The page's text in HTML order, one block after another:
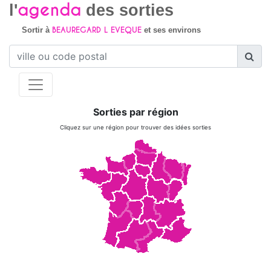
l'agenda des sorties
Sortir à BEAUREGARD L EVEQUEet ses environs
Sorties par région
Cliquez sur une région pour trouver des idées sorties